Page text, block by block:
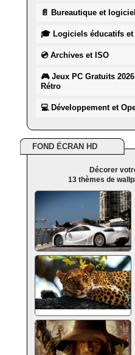
📄 Bureautique et
🎓 Logiciels éducatifs
💿 Archives et ISO
🎮 Jeux PC Gratuits
Rétro
💻 Développement et
FOND ÉCRAN HD
Décorer
13 thèmes de